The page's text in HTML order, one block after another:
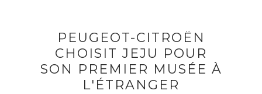
PEUGEOT-CITROËN
CHOISIT JEJU POUR
SON PREMIER MUSÉE À
L'ÉTRANGER